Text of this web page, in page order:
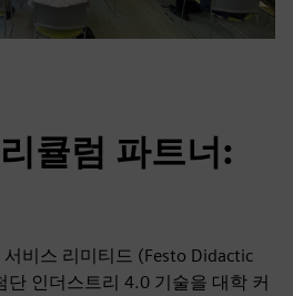
큘럼 파트너:
비스 리미티드 (Festo Didactic
단 인더스트리 4.0 기술을 대학 커